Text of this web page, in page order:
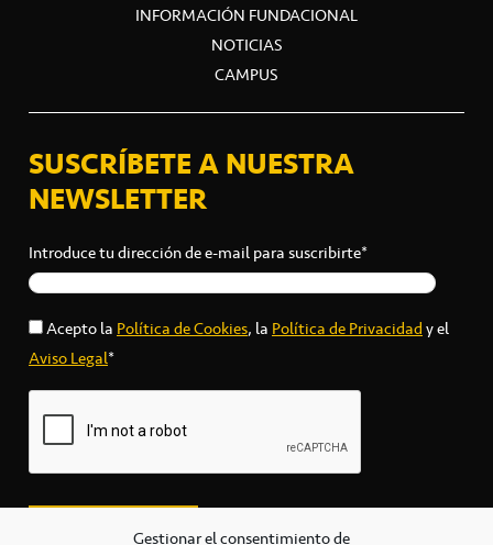
Gestionar el consentimiento de
INFORMACIÓN FUNDACIONAL
NOTICIAS
CAMPUS
SUSCRÍBETE A NUESTRA
NEWSLETTER
Introduce tu dirección de e-mail para suscribirte*
Acepto laPolítica de Cookies, laPolítica de Privacidady el
Aviso Legal*